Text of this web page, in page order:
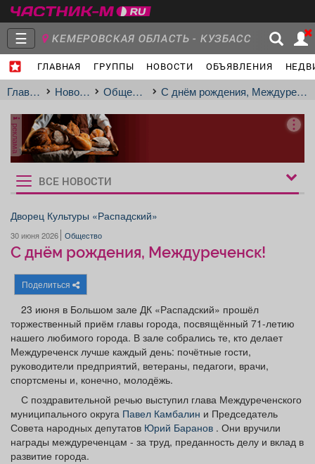
☰ КЕМЕРОВСКАЯ ОБЛАСТЬ - КУЗБАСС
ГЛАВНАЯ ГРУППЫ НОВОСТИ ОБЪЯВЛЕНИЯ
Главная
Группы Новости
Объявления Недвижимость Услуги
Работа Транспорт
Афиша Обучение Проекты
Товары Поздравления Погода
Главная Новости Общество С днём рождения, Междуреченск!
реклама
Рукбрики
новостей
ВСЕ НОВОСТИ
Дворец Культуры «Распадский»
30 июня 2026 Общество
С днём рождения, Междуреченск!
Поделиться
23 июня в Большом зале ДК «Распадский» прошёл
торжественный приём главы города, посвящённый 71-летию
нашего любимого города. В зале собрались те, кто делает
Междуреченск лучше каждый день: почётные гости,
руководители предприятий, ветераны, педагоги, врачи,
спортсмены и, конечно, молодёжь.
С поздравительной речью выступил глава Междуреченского
муниципального округа Павел Камбалин и Председатель
Совета народных депутатов Юрий Баранов . Они вручили
награды междуреченцам - за труд, преданность делу и вклад в
развитие города.